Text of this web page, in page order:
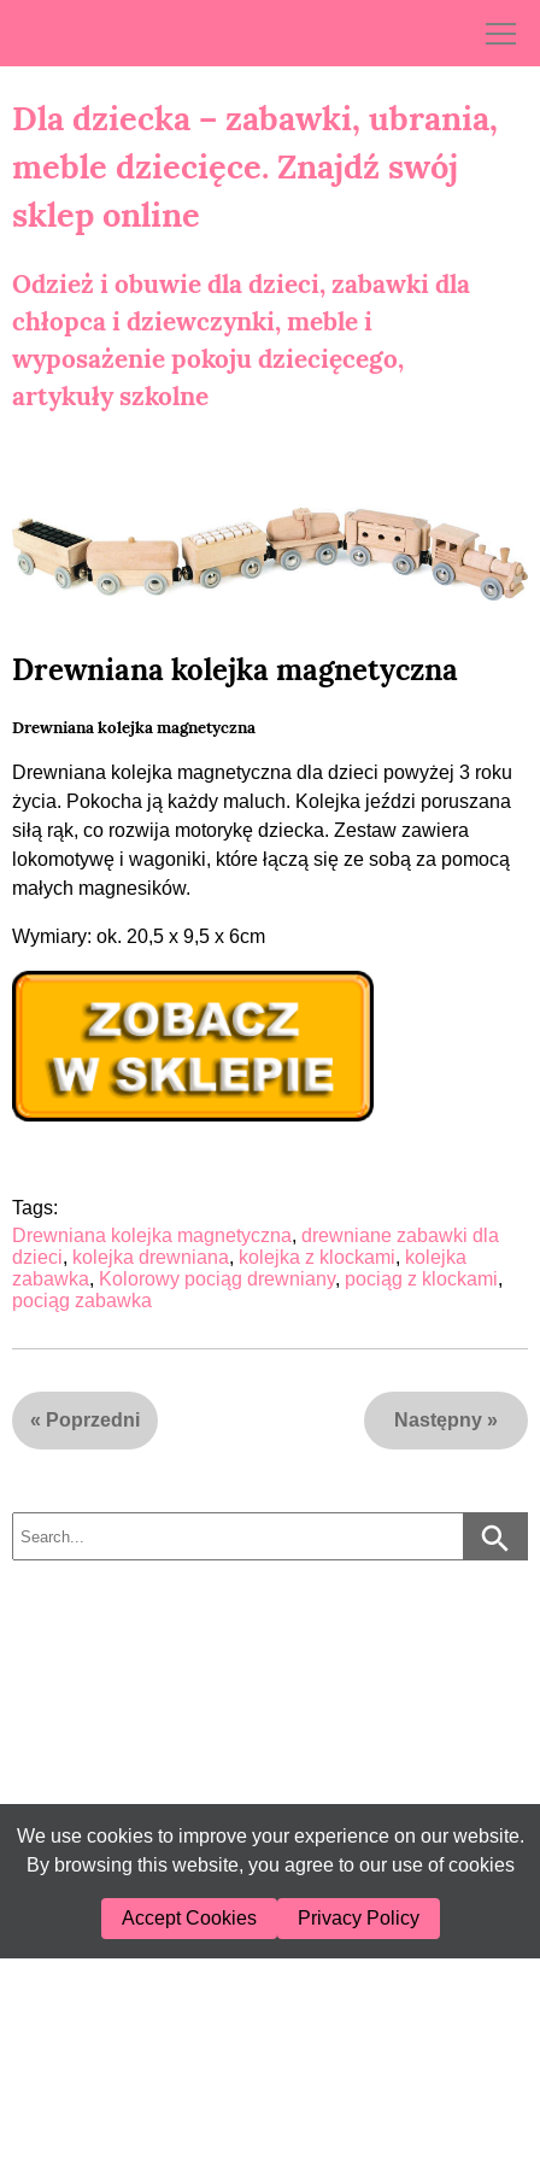
Dla dziecka – zabawki, ubrania,
meble dziecięce. Znajdź swój
sklep online
Odzież i obuwie dla dzieci, zabawki dla
chłopca i dziewczynki, meble i
wyposażenie pokoju dziecięcego,
artykuły szkolne
Drewniana kolejka magnetyczna
Drewniana kolejka magnetyczna
Drewniana kolejka magnetyczna dla dzieci powyżej 3 roku
życia. Pokocha ją każdy maluch. Kolejka jeździ poruszana
siłą rąk, co rozwija motorykę dziecka. Zestaw zawiera
lokomotywę i wagoniki, które łączą się ze sobą za pomocą
małych magnesików.
Wymiary: ok. 20,5 x 9,5 x 6cm
Tags:
Drewniana kolejka magnetyczna, drewniane zabawki dla
dzieci, kolejka drewniana, kolejka z klockami, kolejka
zabawka, Kolorowy pociąg drewniany, pociąg z klockami,
pociąg zabawka
« Poprzedni Następny »
We use cookies to improve your experience on our website.
By browsing this website, you agree to our use of cookies
Accept Cookies Privacy Policy